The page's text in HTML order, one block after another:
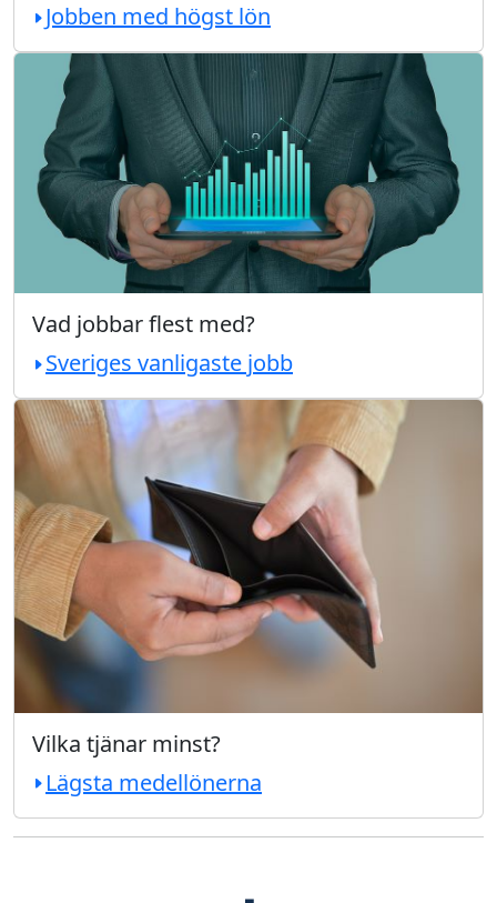
Jobben med högst lön
Vad jobbar flest med?
Sveriges vanligaste jobb
Vilka tjänar minst?
Lägsta medellönerna